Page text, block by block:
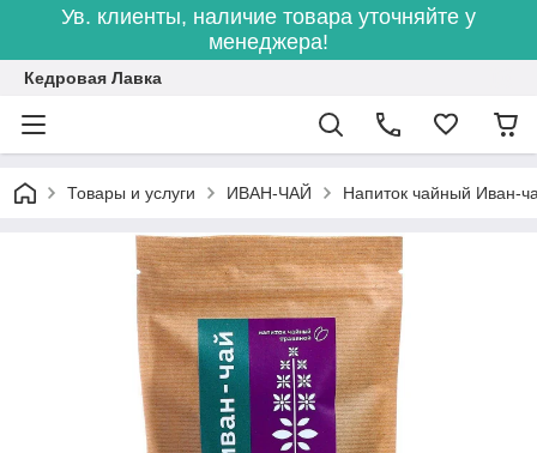
Ув. клиенты, наличие товара уточняйте у
менеджера!
Кедровая Лавка
Товары и услуги ИВАН-ЧАЙ Напиток чайный Иван-